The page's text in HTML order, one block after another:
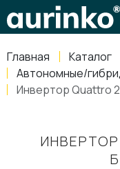
Главная Каталог
Автономные/
Инвертор Quattro
ИНВЕРТОР
Россия, Свердловская
8-800-770-79-40